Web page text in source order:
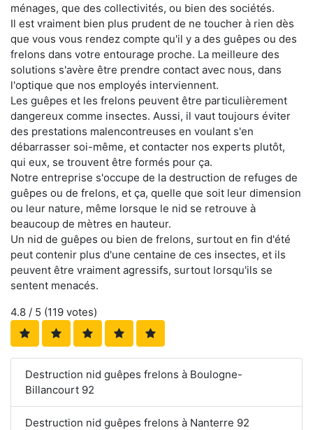
ménages, que des collectivités, ou bien des sociétés.
Il est vraiment bien plus prudent de ne toucher à rien dès
que vous vous rendez compte qu'il y a des guêpes ou des
frelons dans votre entourage proche. La meilleure des
solutions s'avère être prendre contact avec nous, dans
l'optique que nos employés interviennent.
Les guêpes et les frelons peuvent être particulièrement
dangereux comme insectes. Aussi, il vaut toujours éviter
des prestations malencontreuses en voulant s'en
débarrasser soi-même, et contacter nos experts plutôt,
qui eux, se trouvent être formés pour ça.
Notre entreprise s'occupe de la destruction de refuges de
guêpes ou de frelons, et ça, quelle que soit leur dimension
ou leur nature, même lorsque le nid se retrouve à
beaucoup de mètres en hauteur.
Un nid de guêpes ou bien de frelons, surtout en fin d'été
peut contenir plus d'une centaine de ces insectes, et ils
peuvent être vraiment agressifs, surtout lorsqu'ils se
sentent menacés.
4.8 / 5 (119 votes)
Destruction nid guêpes frelons à Boulogne-
Billancourt 92
Destruction nid guêpes frelons à Nanterre 92